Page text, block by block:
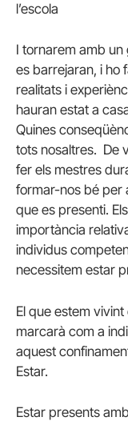
l’escola
I tornarem amb un
es barrejaran, i ho
realitats i
hauran estat a
Quines
tots nosaltres. De
fer els mestres
formar-nos bé per
que es presenti.
importància
individus
necessitem estar
El que estem
marcarà com a
aquest
Estar.
Estar presents